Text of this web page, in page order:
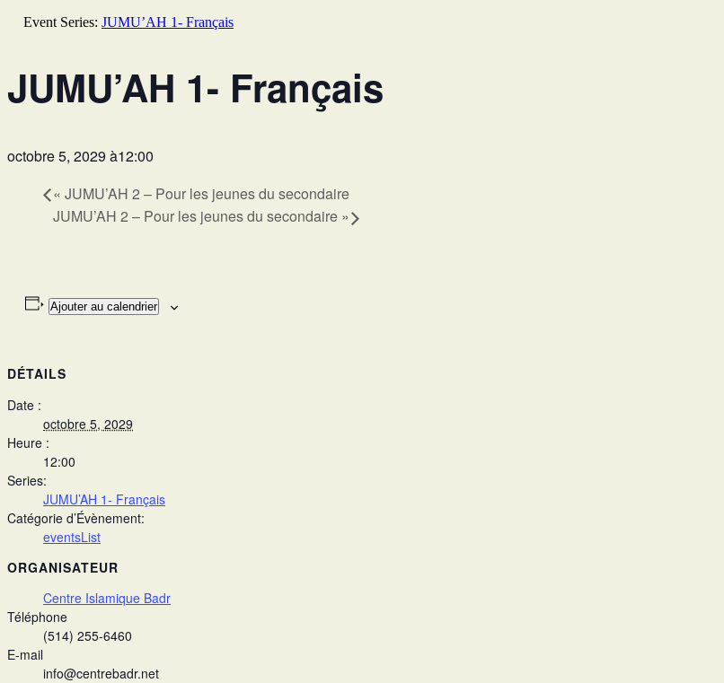
Event Series: JUMU’AH 1- Français
JUMU’AH 1- Français
octobre 5, 2029 à12:00
« JUMU’AH 2 – Pour les jeunes du secondaire
JUMU’AH 2 – Pour les jeunes du secondaire »
Ajouter au calendrier
DÉTAILS
Date :
octobre 5, 2029
Heure :
12:00
Series:
JUMU’AH 1- Français
Catégorie d’Évènement:
eventsList
ORGANISATEUR
Centre Islamique Badr
Téléphone
(514) 255-6460
E-mail
info@centrebadr.net